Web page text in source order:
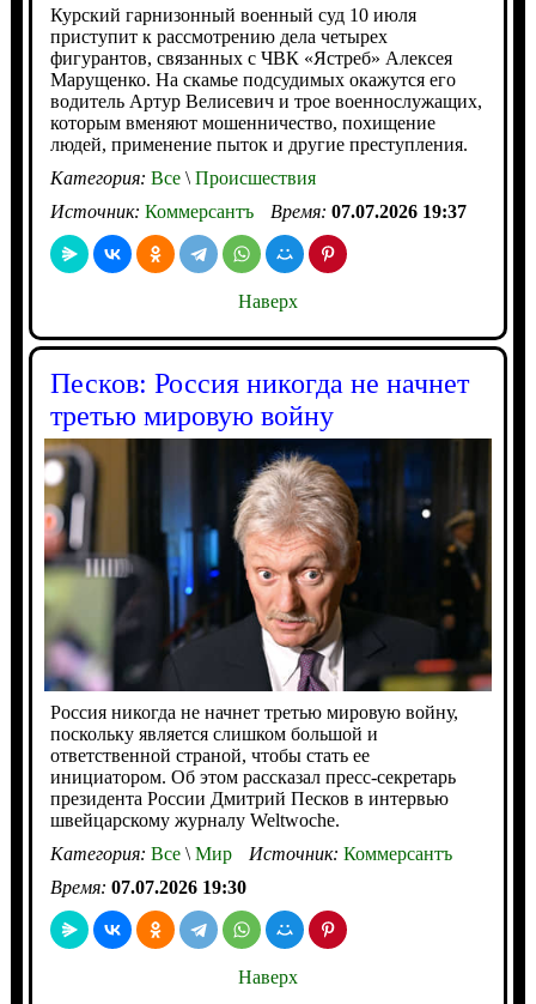
Курский гарнизонный военный суд 10 июля
приступит к рассмотрению дела четырех
фигурантов, связанных с ЧВК «Ястреб» Алексея
Марущенко. На скамье подсудимых окажутся его
водитель Артур Велисевич и трое военнослужащих,
которым вменяют мошенничество, похищение
людей, применение пыток и другие преступления.
Категория: Все\Происшествия
Источник: Коммерсантъ Время: 07.07.2026 19:37
Наверх
Песков: Россия никогда не начнет
третью мировую войну
Россия никогда не начнет третью мировую войну,
поскольку является слишком большой и
ответственной страной, чтобы стать ее
инициатором. Об этом рассказал пресс-секретарь
президента России Дмитрий Песков в интервью
швейцарскому журналу Weltwoche.
Категория: Все\Мир Источник: Коммерсантъ
Время: 07.07.2026 19:30
Наверх